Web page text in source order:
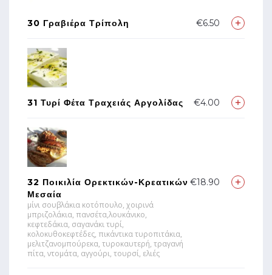
30 Γραβιέρα Τρίπολη €6.50
31 Τυρί Φέτα Τραχειάς Αργολίδας €4.00
32 Ποικιλία Ορεκτικών-Κρεατικών
Μεσαία
μίνι σουβλάκια κοτόπουλο, χοιρινά
μπριζολάκια, πανσέτα,λουκάνικο,
κεφτεδάκια, σαγανάκι τυρί,
κολοκυθοκεφτέδες, πικάντικα τυροπιτάκια,
μελιτζανομπούρεκα, τυροκαυτερή, τραγανή
πίτα, ντομάτα, αγγούρι, τουρσί, ελιές
€18.90